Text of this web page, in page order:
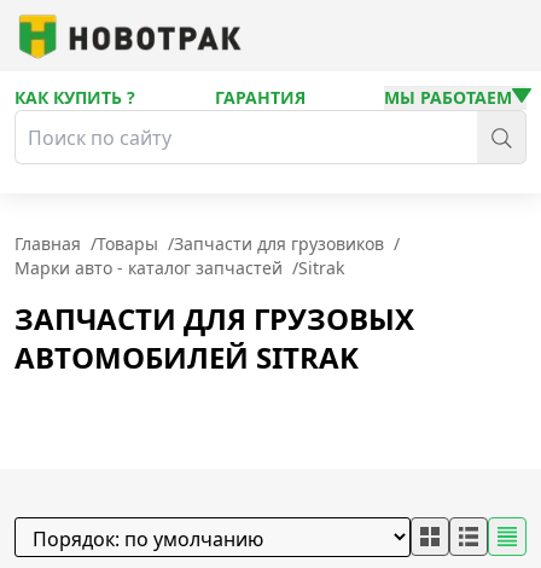
КАК КУПИТЬ ? ГАРАНТИЯ МЫ РАБОТАЕМ
Главная /Товары /Запчасти для грузовиков /
Марки авто - каталог запчастей /Sitrak
ЗАПЧАСТИ ДЛЯ ГРУЗОВЫХ
АВТОМОБИЛЕЙ SITRAK